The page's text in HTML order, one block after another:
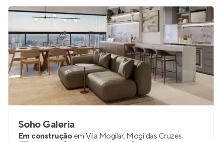
Soho Galeria
Em construção em Vila Mogilar, Mogi das Cruzes